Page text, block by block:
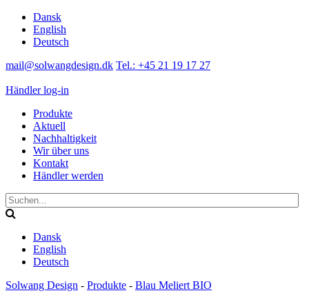
Dansk
English
Deutsch
mail@solwangdesign.dk Tel.: +45 21 19 17 27
Händler log-in
Produkte
Aktuell
Nachhaltigkeit
Wir über uns
Kontakt
Händler werden
Dansk
English
Deutsch
Solwang Design - Produkte - Blau Meliert BIO